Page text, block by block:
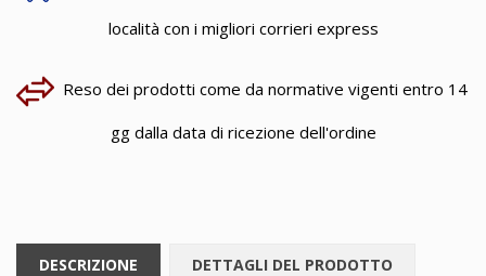
località con i migliori corrieri express
Reso dei prodotti come da normative vigenti entro 14
gg dalla data di ricezione dell'ordine
DESCRIZIONE DETTAGLI DEL PRODOTTO